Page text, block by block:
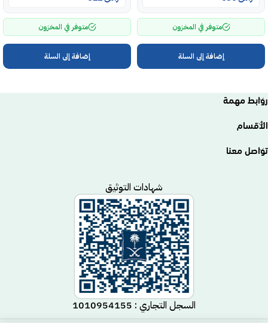
متوفر في المخزون
إضافة إلى السلة
متوفر في المخزون
إضافة إلى السلة
روابط مهمة
الأقسام
تواصل معنا
شهادات التوثيق
السجل التجاري : 1010954155